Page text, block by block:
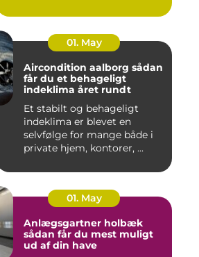
01. May
Aircondition aalborg sådan
får du et behageligt
indeklima året rundt
Et stabilt og behageligt
indeklima er blevet en
selvfølge for mange både i
private hjem, kontorer, ...
01. May
Anlægsgartner holbæk
sådan får du mest muligt
ud af din have